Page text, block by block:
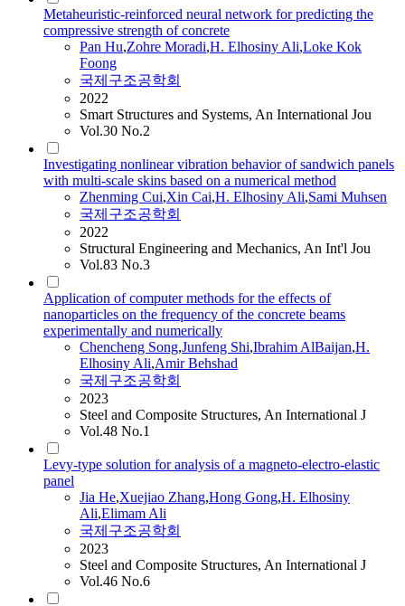
Metaheuristic-reinforced neural network for predicting the
compressive strength of concrete
Pan Hu,Zohre Moradi,H. ElhosinyAli,Loke Kok
Foong
국제구조공학회
2022
Smart Structures and Systems, An International Jou
Vol.30 No.2
Investigating nonlinear vibration behavior of sandwich panels
with multi-scale skins based on a numerical method
Zhenming Cui,Xin Cai,H. ElhosinyAli,Sami Muhsen
국제구조공학회
2022
Structural Engineering and Mechanics, An Int'l Jou
Vol.83 No.3
Application of computer methods for the effects of
nanoparticles on the frequency of the concrete beams
experimentally and numerically
Chencheng Song,Junfeng Shi,Ibrahim AlBaijan,H.
ElhosinyAli,Amir Behshad
국제구조공학회
2023
Steel and Composite Structures, An International J
Vol.48 No.1
Levy-type solution for analysis of a magneto-electro-elastic
panel
Jia He,Xuejiao Zhang,Hong Gong,H. Elhosiny
Ali,ElimamAli
국제구조공학회
2023
Steel and Composite Structures, An International J
Vol.46 No.6